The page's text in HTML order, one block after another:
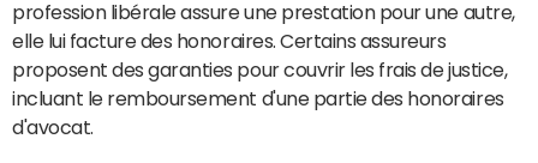
profession libérale assure une prestation pour une autre,
elle lui facture des honoraires. Certains assureurs
proposent des garanties pour couvrir les frais de justice,
incluant le remboursement d'une partie des honoraires
d'avocat.